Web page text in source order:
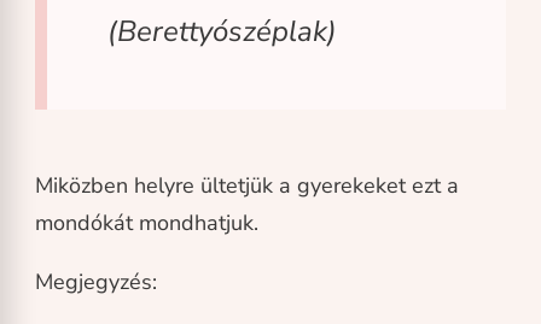
(Berettyószéplak)
Miközben helyre ültetjük a gyerekeket ezt a
mondókát mondhatjuk.
Megjegyzés: